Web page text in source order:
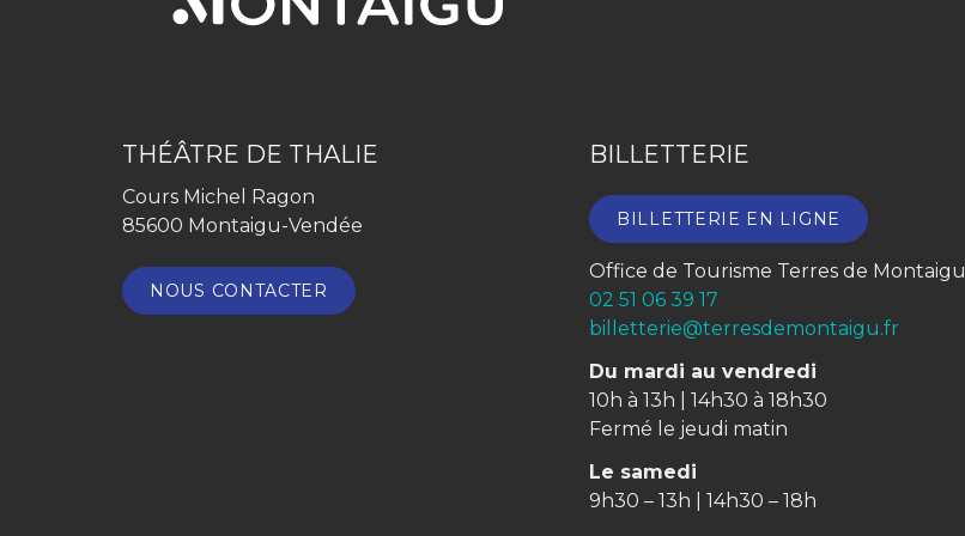
THÉÂTRE DE THALIE
Cours Michel Ragon
85600 Montaigu-Vendée
NOUS CONTACTER
BILLETTERIE
BILLETTERIE EN LIGNE
Office de Tourisme Terres de Montaigu
02 51 06 39 17
billetterie@terresdemontaigu.fr
Du mardi au vendredi
10h à 13h | 14h30 à 18h30
Fermé le jeudi matin
Le samedi
9h30 – 13h | 14h30 – 18h